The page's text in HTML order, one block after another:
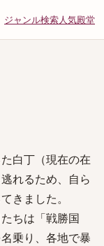
ジャンル検索人気殿堂
白丁（現在の在
れるため、自ら
きました。
ちは「戦勝国
乗り、各地で暴